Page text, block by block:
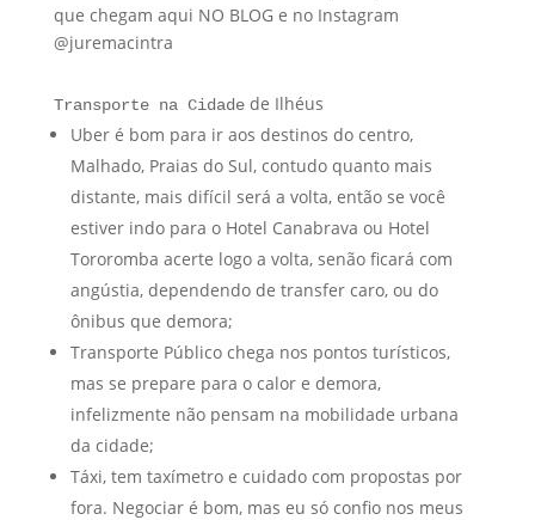
que chegam aqui NO BLOG e no Instagram
@juremacintra
Transporte na Cidadede Ilhéus
Uber é bom para ir aos destinos do centro,
Malhado, Praias do Sul, contudo quanto mais
distante, mais difícil será a volta, então se você
estiver indo para o Hotel Canabrava ou Hotel
Tororomba acerte logo a volta, senão ficará com
angústia, dependendo de transfer caro, ou do
ônibus que demora;
Transporte Público chega nos pontos turísticos,
mas se prepare para o calor e demora,
infelizmente não pensam na mobilidade urbana
da cidade;
Táxi, tem taxímetro e cuidado com propostas por
fora. Negociar é bom, mas eu só confio nos meus